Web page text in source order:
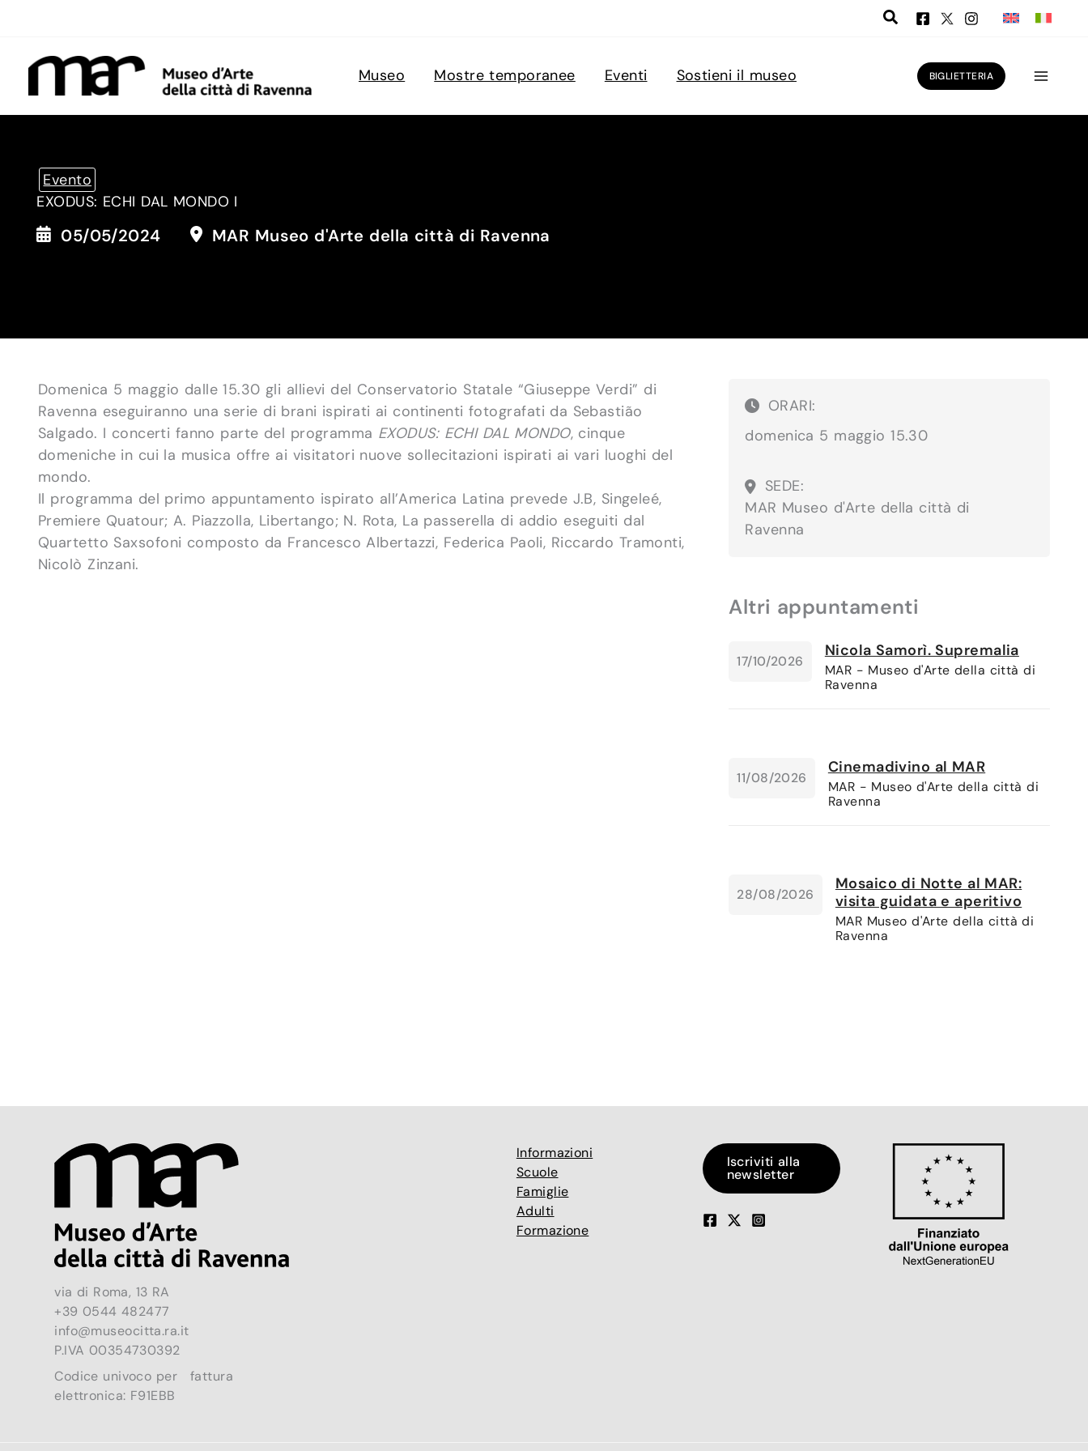
contenuto
Museo
Mostre temporanee Eventi Sostieni il museo BIGLIETTERIA
Evento
EXODUS: ECHI DAL MONDO I
05/05/2024 MAR Museo d'Arte della città di Ravenna
Domenica 5 maggio dalle 15.30 gli allievi del Conservatorio Statale “Giuseppe Verdi” di
Ravenna eseguiranno una serie di brani ispirati ai continenti fotografati da Sebastião
Salgado. I concerti fanno parte del programma EXODUS: ECHI DAL MONDO, cinque
domeniche in cui la musica offre ai visitatori nuove sollecitazioni ispirati ai vari luoghi del
mondo.
Il programma del primo appuntamento ispirato all’America Latina prevede J.B, Singeleé,
Premiere Quatour; A. Piazzolla, Libertango; N. Rota, La passerella di addio eseguiti dal
Quartetto Saxsofoni composto da Francesco Albertazzi, Federica Paoli, Riccardo Tramonti,
Nicolò Zinzani.
ORARI:
domenica 5 maggio 15.30
SEDE:
MAR Museo d'Arte della città di
Ravenna
Altri appuntamenti
17/10/2026
Nicola Samorì. Supremalia
MAR - Museo d'Arte della città di
Ravenna
11/08/2026
Cinemadivino al MAR
MAR - Museo d'Arte della città di
Ravenna
28/08/2026
Mosaico di Notte al MAR:
visita guidata e aperitivo
MAR Museo d'Arte della città di
Ravenna
via di Roma, 13 RA
+39 0544 482477
info@museocitta.ra.it
P.IVA 00354730392
Codice univoco per fattura
elettronica: F91EBB
Informazioni
Scuole
Famiglie
Adulti
Formazione
Iscriviti alla
newsletter